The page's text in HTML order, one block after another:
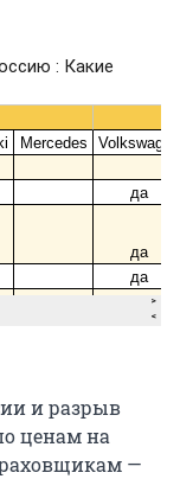
и разрыв
ценам на
—